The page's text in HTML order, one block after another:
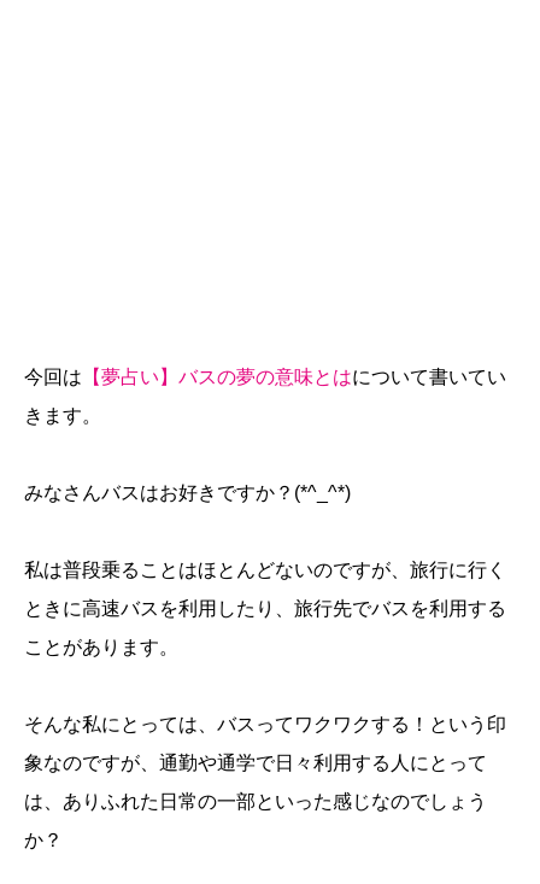
今回は 【夢占い】バスの夢の意味とはについて書いてい
きます。
みなさんバスはお好きですか？(*^_^*)
私は普段乗ることはほとんどないのですが、旅行に行く
ときに高速バスを利用したり、旅行先でバスを利用する
ことがあります。
そんな私にとっては、バスってワクワクする！という印
象なのですが、通勤や通学で日々利用する人にとって
は、ありふれた日常の一部といった感じなのでしょう
か？